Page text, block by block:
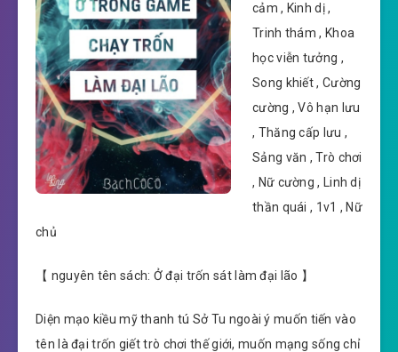
cảm , Kinh dị ,
Trinh thám , Khoa
học viễn tưởng ,
Song khiết , Cường
cường , Vô hạn lưu
, Thăng cấp lưu ,
Sảng văn , Trò chơi
, Nữ cường , Linh dị
thần quái , 1v1 , Nữ
chủ
【 nguyên tên sách: Ở đại trốn sát làm đại lão 】
Diện mạo kiều mỹ thanh tú Sở Tu ngoài ý muốn tiến vào
tên là đại trốn giết trò chơi thế giới, muốn mạng sống chỉ